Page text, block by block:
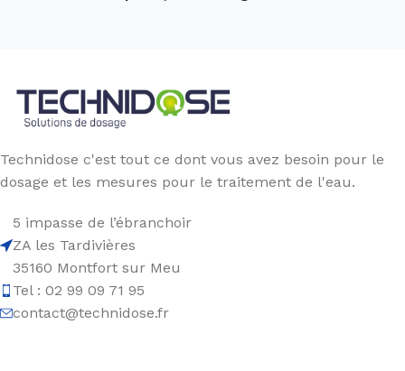
Technidose c'est tout ce dont vous avez besoin pour le
dosage et les mesures pour le traitement de l'eau.
5 impasse de l’ébranchoir
ZA les Tardivières
35160 Montfort sur Meu
Tel : 02 99 09 71 95
contact@technidose.fr